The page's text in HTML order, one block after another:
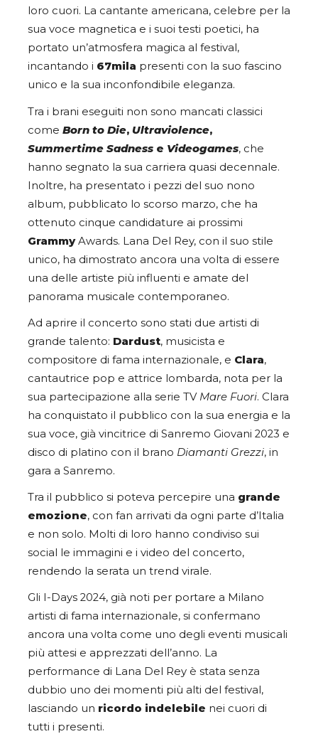
loro cuori. La cantante americana, celebre per la
sua voce magnetica e i suoi testi poetici, ha
portato un’atmosfera magica al festival,
incantando i 67mila presenti con la suo fascino
unico e la sua inconfondibile eleganza.
Tra i brani eseguiti non sono mancati classici
come Born to Die, Ultraviolence,
Summertime Sadness e Videogames, che
hanno segnato la sua carriera quasi decennale.
Inoltre, ha presentato i pezzi del suo nono
album, pubblicato lo scorso marzo, che ha
ottenuto cinque candidature ai prossimi
GrammyAwards. Lana Del Rey, con il suo stile
unico, ha dimostrato ancora una volta di essere
una delle artiste più influenti e amate del
panorama musicale contemporaneo.
Ad aprire il concerto sono stati due artisti di
grande talento: Dardust, musicista e
compositore di fama internazionale, e Clara,
cantautrice pop e attrice lombarda, nota per la
sua partecipazione alla serie TV Mare Fuori. Clara
ha conquistato il pubblico con la sua energia e la
sua voce, già vincitrice di Sanremo Giovani 2023 e
disco di platino con il brano Diamanti Grezzi, in
gara a Sanremo.
Tra il pubblico si poteva percepire una grande
emozione, con fan arrivati da ogni parte d’Italia
e non solo. Molti di loro hanno condiviso sui
social le immagini e i video del concerto,
rendendo la serata un trend virale.
Gli I-Days 2024, già noti per portare a Milano
artisti di fama internazionale, si confermano
ancora una volta come uno degli eventi musicali
più attesi e apprezzati dell’anno. La
performance di Lana Del Rey è stata senza
dubbio uno dei momenti più alti del festival,
lasciando un ricordo indelebile nei cuori di
tutti i presenti.